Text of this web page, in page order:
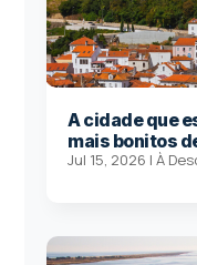
A cidade que
mais bonitos
Jul 15, 2026 |À